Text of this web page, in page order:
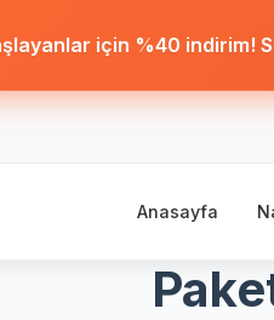
için %40 indirim!
Anasayfa